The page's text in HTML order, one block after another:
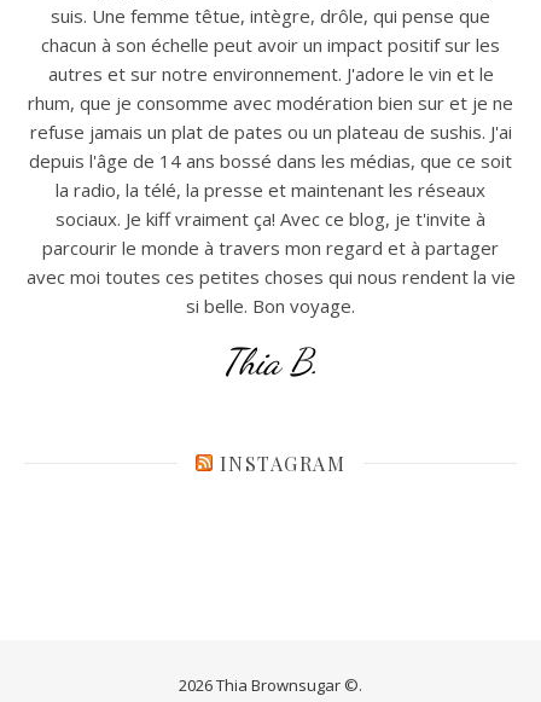
suis. Une femme têtue, intègre, drôle, qui pense que
chacun à son échelle peut avoir un impact positif sur les
autres et sur notre environnement. J'adore le vin et le
rhum, que je consomme avec modération bien sur et je ne
refuse jamais un plat de pates ou un plateau de sushis. J'ai
depuis l'âge de 14 ans bossé dans les médias, que ce soit
la radio, la télé, la presse et maintenant les réseaux
sociaux. Je kiff vraiment ça! Avec ce blog, je t'invite à
parcourir le monde à travers mon regard et à partager
avec moi toutes ces petites choses qui nous rendent la vie
si belle. Bon voyage.
Thia B.
INSTAGRAM
2026 Thia Brownsugar ©.